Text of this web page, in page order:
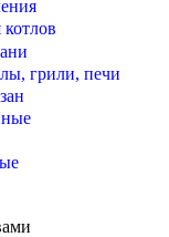
грили, печи